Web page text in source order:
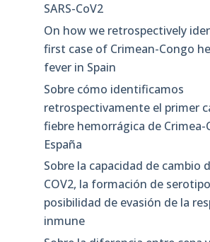
SARS-CoV2
On how we retrospectively
first case of Crimean-Congo
fever in Spain
Sobre cómo identificamos
retrospectivamente el primer
fiebre hemorrágica de Crimea-
España
Sobre la capacidad de cambio
COV2, la formación de
posibilidad de evasión de la
inmune